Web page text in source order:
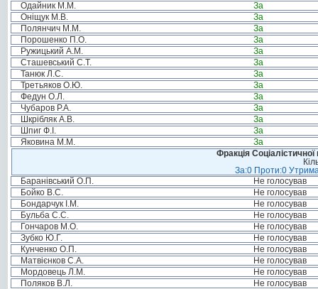
Одайник М.М.
За
Оніщук М.В.
За
Полянчич М.М.
За
Порошенко П.О.
За
Ружицький А.М.
За
Сташевський С.Т.
За
Танюк Л.С.
За
Третьяков О.Ю.
За
Федун О.Л.
За
Чубаров Р.А.
За
Шкрібляк А.В.
За
Шпиг Ф.І.
За
Яковина М.М.
За
Фракція Соціалістичної
За:0 Проти:0
Баранівський О.П.
Не голосував
Бойко В.С.
Не голосував
Бондарчук І.М.
Не голосував
Бульба С.С.
Не голосував
Гончаров М.О.
Не голосував
Зубко Ю.Г.
Не голосував
Кунченко О.П.
Не голосував
Матвієнков С.А.
Не голосував
Мордовець Л.М.
Не голосував
Поляков В.Л.
Не голосував